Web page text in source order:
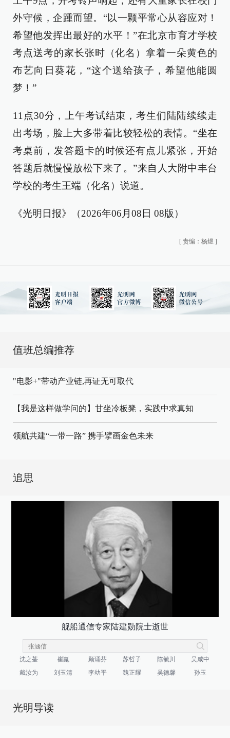
外守候，企踵而望。“以一颗平常心从容应对！
希望他发挥出最好的水平！”在北京市育才学校
考点送考的家长张时（化名）拿着一朵黄色的
布艺向日葵花，“这个送给孩子，希望他能圆
梦！”
11点30分，上午考试结束，考生们陆陆续续走
出考场，脸上大多带着比较轻松的表情。“坐在
考桌前，发答题卡的时候还有点儿紧张，开始
答题后就慢慢放松下来了。”来自人大附中丰台
学校的考生王端（化名）说道。
《光明日报》（2026年06月08日 08版）
[ 责编：杨煜 ]
值班总编推荐
"电影+"带动产业链,再证无可取代
【我是这样做学问的】甘坐冷板凳，实践中求真知
领航共建“一带一路” 携手擘画金色未来
追思
舰船通信专家陆建勋院士逝世
沈之荃 崔崑 顾诵芬 苏哲子 陈毓川
吴咸中
戴汝为
刘玉清 李幼平 魏正耀 吴德馨 孙玉
光明导读